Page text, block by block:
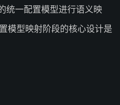
统一配置模型进行语义映
模型映射阶段的核心设计是